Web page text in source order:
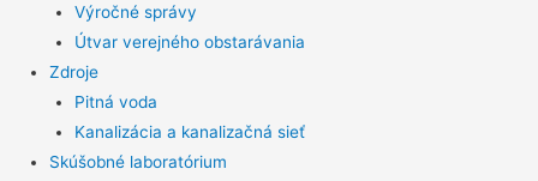
Výročné správy
Útvar verejného obstarávania
Zdroje
Pitná voda
Kanalizácia a kanalizačná sieť
Skúšobné laboratórium